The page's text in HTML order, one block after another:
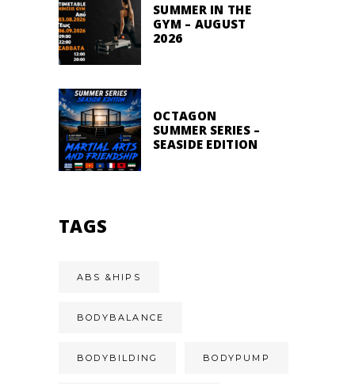
SUMMER IN THE
GYM – AUGUST
2026
OCTAGON
SUMMER SERIES –
SEASIDE EDITION
TAGS
ABS &HIPS
BODYBALANCE
BODYBILDING BODYPUMP